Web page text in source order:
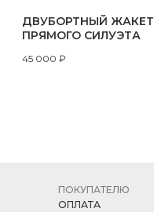
ДВУБОРТНЫЙ ЖАКЕТ
ПРЯМОГО СИЛУЭТА
45 000 ₽
ПОКУПАТЕЛЮ
ОПЛАТА